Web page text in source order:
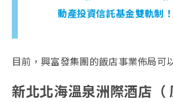
動產投資信託基金雙軌制！
目前，興富發集團的飯店事業佈局可
新北北海溫泉洲際酒店（